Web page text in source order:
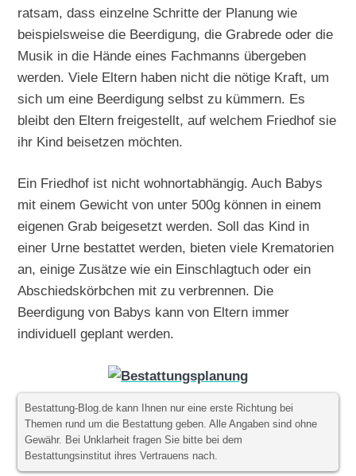
ratsam, dass einzelne Schritte der Planung wie
beispielsweise die Beerdigung, die Grabrede oder die
Musik in die Hände eines Fachmanns übergeben
werden. Viele Eltern haben nicht die nötige Kraft, um
sich um eine Beerdigung selbst zu kümmern. Es
bleibt den Eltern freigestellt, auf welchem Friedhof sie
ihr Kind beisetzen möchten.
Ein Friedhof ist nicht wohnortabhängig. Auch Babys
mit einem Gewicht von unter 500g können in einem
eigenen Grab beigesetzt werden. Soll das Kind in
einer Urne bestattet werden, bieten viele Krematorien
an, einige Zusätze wie ein Einschlagtuch oder ein
Abschiedskörbchen mit zu verbrennen. Die
Beerdigung von Babys kann von Eltern immer
individuell geplant werden.
Bestattung-Blog.de kann Ihnen nur eine erste Richtung bei
Themen rund um die Bestattung geben. Alle Angaben sind ohne
Gewähr. Bei Unklarheit fragen Sie bitte bei dem
Bestattungsinstitut ihres Vertrauens nach.